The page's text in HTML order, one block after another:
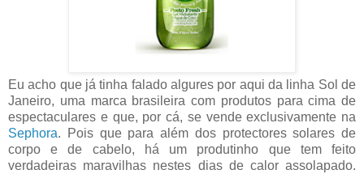
Eu acho que já tinha falado algures por aqui da linha Sol de
Janeiro, uma marca brasileira com produtos para cima de
espectaculares e que, por cá, se vende exclusivamente na
Sephora. Pois que para além dos protectores solares de
corpo e de cabelo, há um produtinho que tem feito
verdadeiras maravilhas nestes dias de calor assolapado.